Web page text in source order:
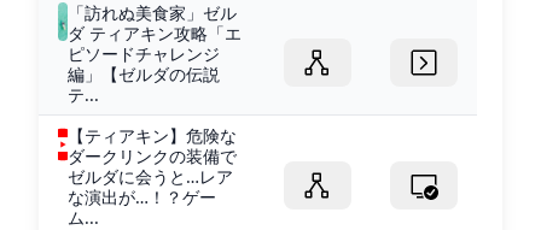
「訪れぬ美食家」ゼル
ダ ティアキン攻略「エ
ピソードチャレンジ
編」【ゼルダの伝説
テ...
【ティアキン】危険な
ダークリンクの装備で
ゼルダに会うと…レア
な演出が…！？ゲー
ム...